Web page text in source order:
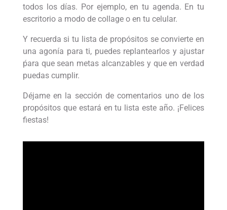
todos los días. Por ejemplo, en tu agenda. En tu
escritorio a modo de collage o en tu celular.
Y recuerda si tu lista de propósitos se convierte en
una agonía para ti, puedes replantearlos y ajustar
ṕara que sean metas alcanzables y que en verdad
puedas cumplir.
Déjame en la sección de comentarios uno de los
propósitos que estará en tu lista este año. ¡Felices
fiestas!